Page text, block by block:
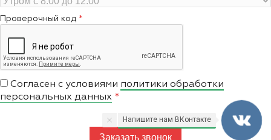
Проверочный код
Согласен с условиями политики обработки
персональных данных
Напишите нам ВКонтакте